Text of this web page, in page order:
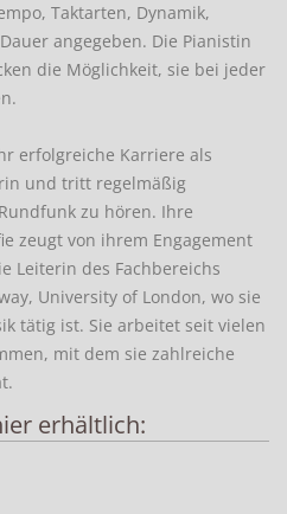
Taktarten, Dynamik,
angegeben. Die Pianistin
die Möglichkeit, sie bei jeder
erfolgreiche Karriere als
und tritt regelmäßig
zu hören. Ihre
zeugt von ihrem Engagement
Leiterin des Fachbereichs
University of London, wo sie
tätig ist. Sie arbeitet seit vielen
mit dem sie zahlreiche
erhältlich: